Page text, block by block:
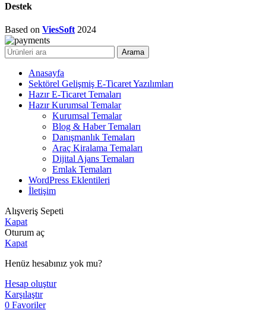
Destek
Based on ViesSoft 2024
Arama
Anasayfa
Sektörel Gelişmiş E-Ticaret Yazılımları
Hazır E-Ticaret Temaları
Hazır Kurumsal Temalar
Kurumsal Temalar
Blog & Haber Temaları
Danışmanlık Temaları
Araç Kiralama Temaları
Dijital Ajans Temaları
Emlak Temaları
WordPress Eklentileri
İletişim
Alışveriş Sepeti
Kapat
Oturum aç
Kapat
Henüz hesabınız yok mu?
Hesap oluştur
Karşılaştır
0 Favoriler